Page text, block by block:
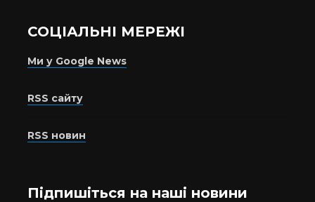
СОЦІАЛЬНІ МЕРЕЖІ
Ми у Google News
RSS сайту
RSS новин
Підпишіться на наші новини